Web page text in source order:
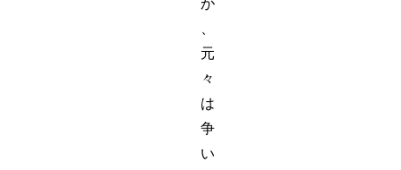
が
元
々
は
争
い